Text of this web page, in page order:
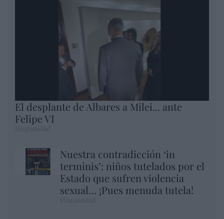
El desplante de Albares a Milei... ante
Felipe VI
Nuestra contradicción ‘in
terminis’: niños tutelados por el
Estado que sufren violencia
sexual… ¡Pues menuda tutela!